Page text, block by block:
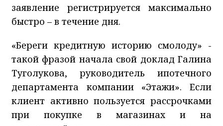
заявление регистрируется максимально
быстро – в течение дня.
«Береги кредитную историю смолоду» -
такой фразой начала свой доклад Галина
Туголукова, руководитель ипотечного
департамента компании «Этажи». Если
клиент активно пользуется рассрочками
при покупке в магазинах и на